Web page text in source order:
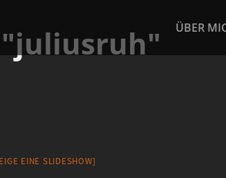
ÜBER
"juliusruh"
EINE SLIDESHOW]